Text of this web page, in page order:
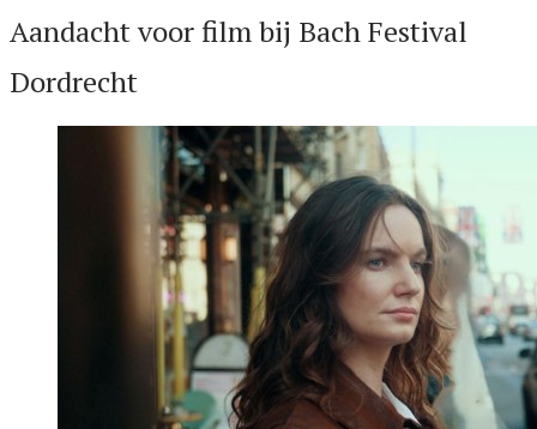
Aandacht voor film bij Bach Festival
Dordrecht